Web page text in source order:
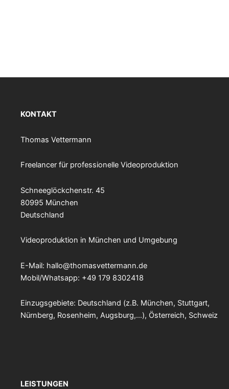
KONTAKT
Thomas Vettermann
Freelancer für professionelle Videoproduktion
Schneeglöckchenstr. 45
80995 München
Deutschland
Videoproduktion in München und Umgebung
E-Mail: hallo@thomasvettermann.de
Mobil/Whatsapp: +49 179 8302418
Einzugsgebiete: Deutschland (z.B. München, Stuttgart,
Nürnberg, Rosenheim, Augsburg,…), Österreich, Schweiz
LEISTUNGEN